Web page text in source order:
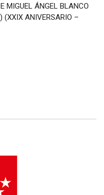
MIGUEL ÁNGEL BLANCO
(XXIX ANIVERSARIO –